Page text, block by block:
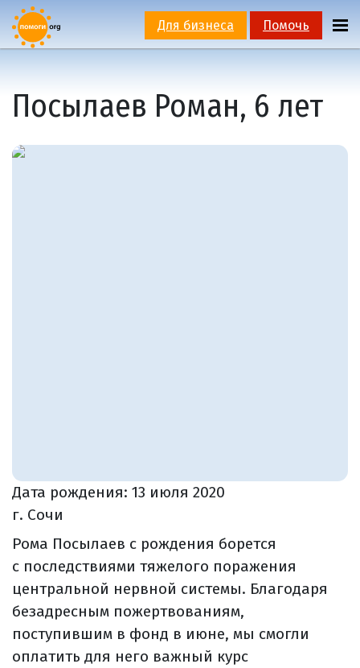
Для бизнеса Помочь
Посылаев Роман, 6 лет
Дата рождения: 13 июля 2020
г. Сочи
Рома Посылаев с рождения борется
с последствиями тяжелого поражения
центральной нервной системы. Благодаря
безадресным пожертвованиям,
поступившим в фонд в июне, мы смогли
оплатить для него важный курс